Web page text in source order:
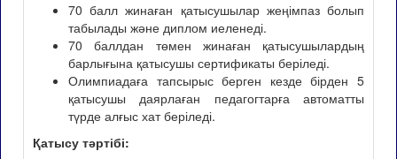
70 балл жинаған қатысушылар жеңімпаз болып
табылады және диплом иеленеді.
70 баллдан төмен жинаған қатысушылардың
барлығына қатысушы сертификаты беріледі.
Олимпиадаға тапсырыс берген кезде бірден 5
қатысушы даярлаған педагогтарға автоматты
түрде алғыс хат беріледі.
Қатысу тәртібі: